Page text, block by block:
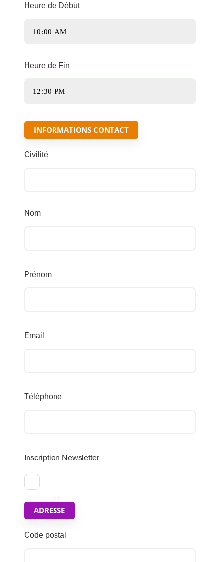
Heure de Début
Heure de Fin
INFORMATIONS CONTACT
Civilité
Nom
Prénom
Email
Téléphone
Inscription Newsletter
ADRESSE
Code postal